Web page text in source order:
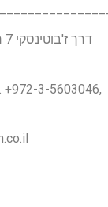
+972-3-5603046,